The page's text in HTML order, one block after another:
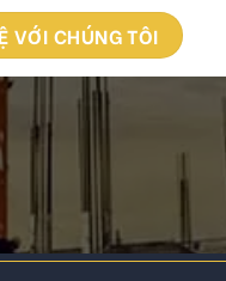
VỚI CHÚNG TÔI